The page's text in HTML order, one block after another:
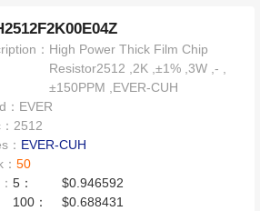
： High Power Thick Film Chip
Resistor2512 ,2K ,±1% ,3W ,- ,
±150PPM ,EVER-CUH
： EVER
2512
： EVER-CUH
：50
5：
$0.946592
100：
$0.688431